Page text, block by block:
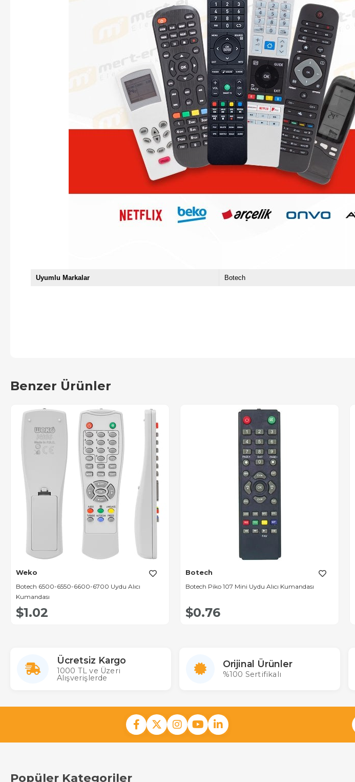
Uyumlu Markalar Botech
Benzer Ürünler
Weko
Botech 6500-6550-6600-6700 Uydu Alıcı
Kumandası
$1.02
Botech
Botech Piko 107 Mini Uydu Alıcı Kumandası
$0.76
Ücretsiz Kargo
1000 TL ve Üzeri
Alışverişlerde
Orijinal Ürünler
%100 Sertifikalı
Popüler Kategoriler